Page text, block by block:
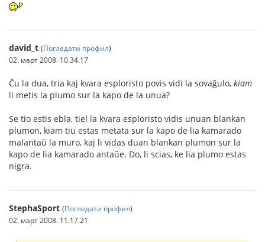
david_t (Погледати профил)
02. март 2008. 10.34.17
Ĉu la dua, tria kaj kvara esploristo povis vidi la sovaĝulo, kiam
li metis la plumo sur la kapo de la unua?
Se tio estis ebla, tiel la kvara esploristo vidis unuan blankan
plumon, kiam tiu estas metata sur la kapo de lia kamarado
malantaŭ la muro, kaj li vidas duan blankan plumon sur la
kapo de lia kamarado antaŭe. Do, li scias, ke lia plumo estas
nigra.
StephaSport (Погледати профил)
02. март 2008. 11.17.21